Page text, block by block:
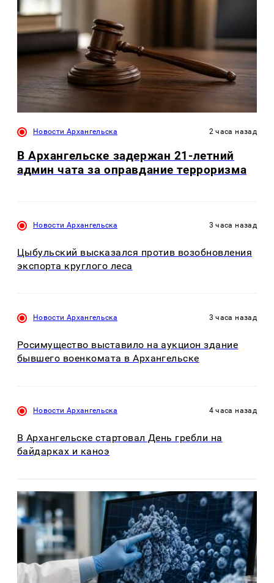
Новости Архангельска 2 часа назад
В Архангельске задержан 21-летний
админ чата за оправдание терроризма
Новости Архангельска 3 часа назад
Цыбульский высказался против возобновления
экспорта круглого леса
Новости Архангельска 3 часа назад
Росимущество выставило на аукцион здание
бывшего военкомата в Архангельске
Новости Архангельска 4 часа назад
В Архангельске стартовал День гребли на
байдарках и каноэ